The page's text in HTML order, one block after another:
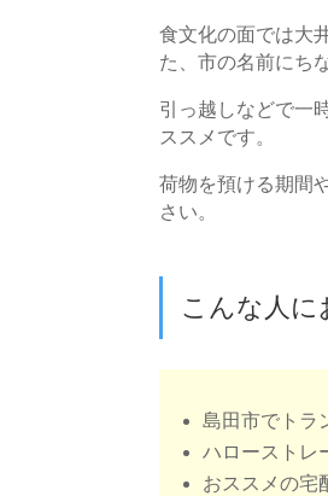
食文化の面では大
た、市の名前にち
引っ越しなどで一
ススメです。
荷物を預ける期間
さい。
こんな人に
島田市でトラ
ハローストレ
おススメの宅